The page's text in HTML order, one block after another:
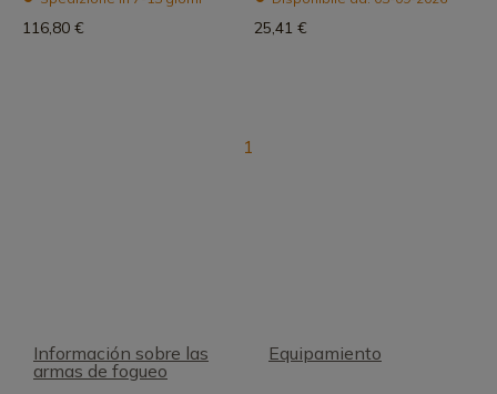
116,80 € 25,41 €
1
Información sobre las
armas de fogueo
Equipamiento